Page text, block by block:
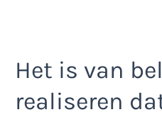
Het is van
realiseren